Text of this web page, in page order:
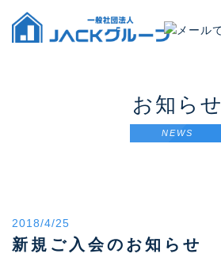
お知らせ
NEWS
2018/4/25
新規ご入会のお知らせ